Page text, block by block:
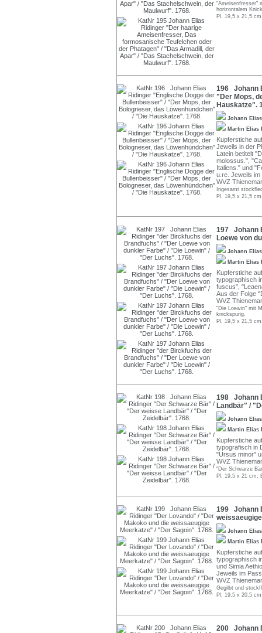
"Ameisenfresser"
horizontalem
Pl. 19,5 x 21,5
196 Johann
"Der Mops,
Hauskatze".
Johann
Martin
Kupferstiche
Jeweils in der
Latein betitelt
molossus.",
Italiens." und
u.re. Jeweils
WVZ
Ingesamt
Pl. 19,5 x 21,5
197 Johann
Loewe von
Johann
Martin
Kupferstiche
typographisch
fuscus",
Aus der Folge
WVZ
"Die Loewin" mit
knickspurig.
Pl. 19,5 x 21,5
198 Johann
Landbär" /
Johann
Martin
Kupferstiche
typografisch in
"Ursus minor"
WVZ
"Der Schwarze
Pl. 19,5 x 21 cm,
199 Johann
Johann
Martin
Kupferstiche
typographisch
und Simia
Jeweils im
WVZ
Gegilbt und
Pl. 19,5 x 20,5
200 Johann